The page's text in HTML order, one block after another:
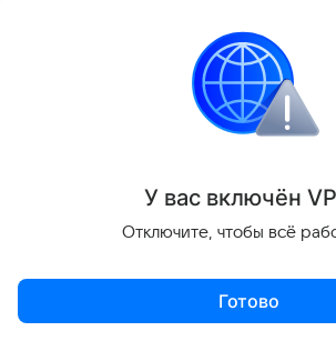
У вас включён VP
Отключите, чтобы всё
Готово